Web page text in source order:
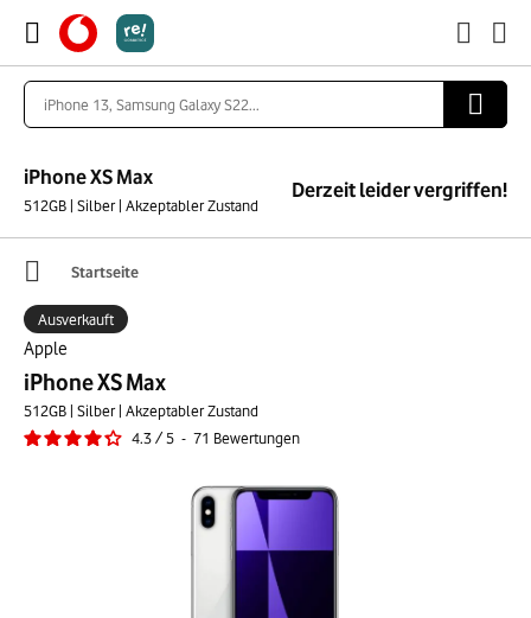
iPhone XS Max
512GB | Silber | Akzeptabler Zustand
Derzeit leider vergriffen!
Startseite
Apple
iPhone XS Max
512GB | Silber | Akzeptabler Zustand
4.3/5 - 71 Bewertungen
Ausverkauft